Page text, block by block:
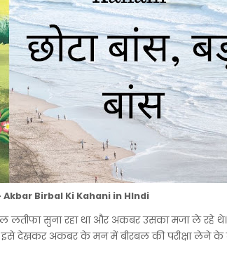
Akbar Birbal Ki Kahani in HIndi
लतीफा सुना रहा था और अकबर उसका मजा ले रहे
इसे देखकर अकबर के मन में बीरबल की परीक्षा लेने के